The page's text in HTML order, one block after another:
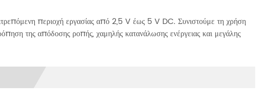
περιοχή εργασίας από 2,5 V έως 5 V DC. Συνιστούμε τη χρήση
της απόδοσης ροπής, χαμηλής κατανάλωσης ενέργειας και μεγάλης